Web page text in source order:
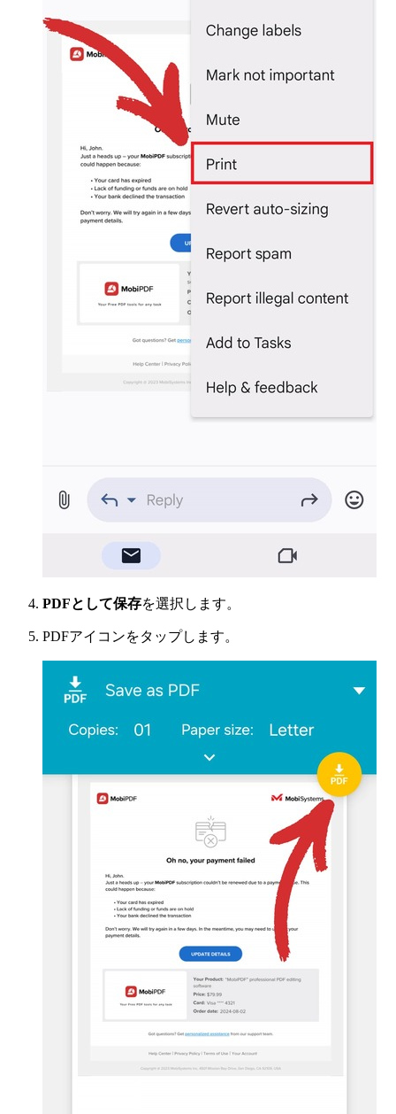
PDFとして保存を選択します。
PDFアイコンをタップします。